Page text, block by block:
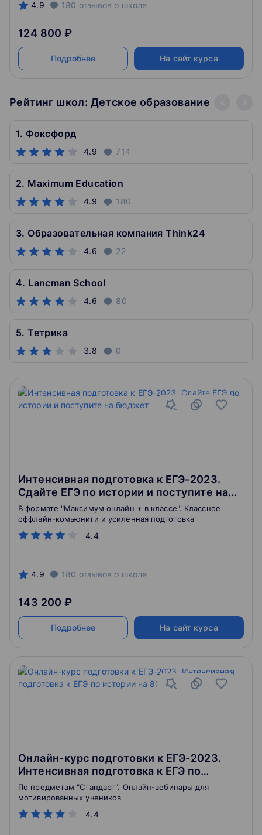
4.9 180 отзывов о школе
124 800 ₽
Подробнее На сайт курса
Рейтинг школ: Детское образование
1. Фоксфорд
4.9 714
2. Maximum Education
4.9 180
3. Образовательная компания Think24
4.6 22
4. Lancman School
4.6 80
5. Тетрика
3.8 0
Интенсивная подготовка к ЕГЭ-2023.
Сдайте ЕГЭ по истории и поступите на
бюджет
4.4
В формате "Максимум онлайн + в классе". Классное
оффлайн-комьюнити и усиленная подготовка
4.9 180 отзывов о школе
143 200 ₽
Подробнее На сайт курса
Онлайн-курс подготовки к ЕГЭ-2023.
Интенсивная подготовка к ЕГЭ по
истории на 80+ без стресса
4.4
По предметам "Стандарт". Онлайн-вебинары для
мотивированных учеников